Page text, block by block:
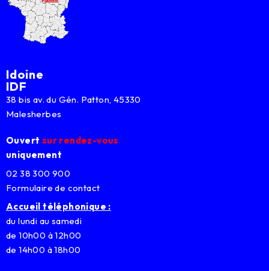
Idoine
IDF
38 bis av. du Gén. Patton, 45330
Malesherbes
Ouvert sur rendez-vous
uniquement
02 38 300 900
Formulaire de contact
Accueil téléphonique :
du lundi au samedi
de 10h00 à 12h00
de 14h00 à 18h00